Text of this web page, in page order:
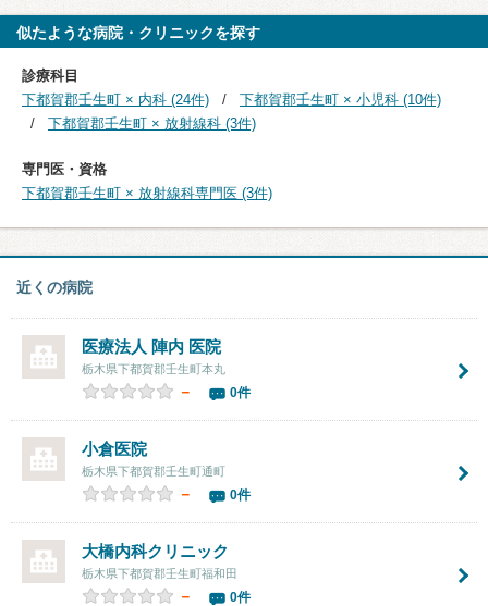
似たような病院・クリニックを探す
診療科目
下都賀郡壬生町 × 内科 (24件)
下都賀郡壬生町 × 小児科 (10件)
下都賀郡壬生町 × 放射線科 (3件)
専門医・資格
下都賀郡壬生町 × 放射線科専門医 (3件)
近くの病院
医療法人 陣内 医院
栃木県下都賀郡壬生町本丸
－ 0件
小倉医院
栃木県下都賀郡壬生町通町
－ 0件
大橋内科クリニック
栃木県下都賀郡壬生町福和田
－ 0件